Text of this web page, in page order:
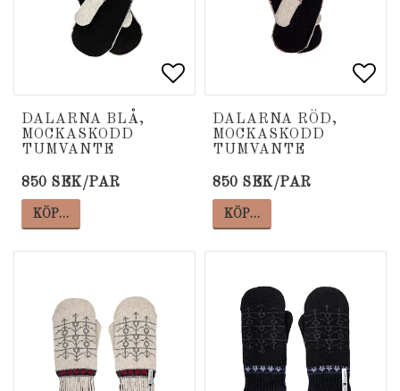
Lägg till i
Lägg till i
DALARNA BLÅ,
MOCKASKODD
TUMVANTE
850 SEK/PAR
KÖP…
DALARNA RÖD,
MOCKASKODD
TUMVANTE
850 SEK/PAR
KÖP…